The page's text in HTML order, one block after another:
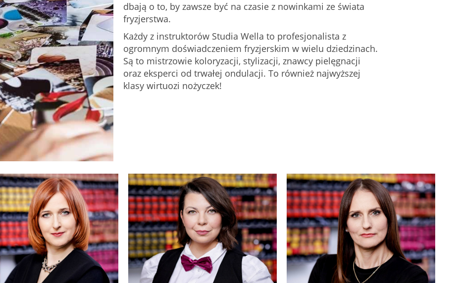
dbają o to, by zawsze być na czasie z nowinkami ze świata
fryzjerstwa.
Każdy z instruktorów Studia Wella to profesjonalista z
ogromnym doświadczeniem fryzjerskim w wielu dziedzinach.
Są to mistrzowie koloryzacji, stylizacji, znawcy pielęgnacji
oraz eksperci od trwałej ondulacji. To również najwyższej
klasy wirtuozi nożyczek!